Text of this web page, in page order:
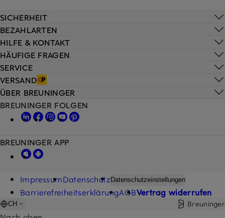
HILFE & KONTAKT
HÄUFIGE FRAGEN
SERVICE
VERSAND
SICHERHEIT
BEZAHLARTEN
ÜBER BREUNINGER
BREUNINGER FOLGEN
BREUNINGER APP
ImpressumDatenschutz Datenschutzeinstellungen
BarrierefreiheitserklärungAGBVertrag widerrufen
CH Breuninger